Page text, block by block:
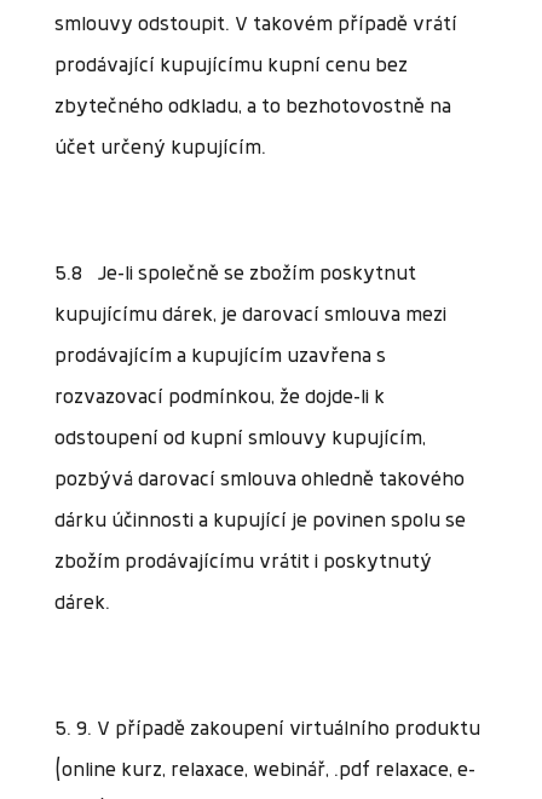
smlouvy odstoupit. V takovém případě vrátí
prodávající kupujícímu kupní cenu bez
zbytečného odkladu, a to bezhotovostně na
účet určený kupujícím.
5.8 Je-li společně se zbožím poskytnut
kupujícímu dárek, je darovací smlouva mezi
prodávajícím a kupujícím uzavřena s
rozvazovací podmínkou, že dojde-li k
odstoupení od kupní smlouvy kupujícím,
pozbývá darovací smlouva ohledně takového
dárku účinnosti a kupující je povinen spolu se
zbožím prodávajícímu vrátit i poskytnutý
dárek.
5. 9. V případě zakoupení virtuálního produktu
(online kurz, relaxace, webinář, .pdf relaxace, e-